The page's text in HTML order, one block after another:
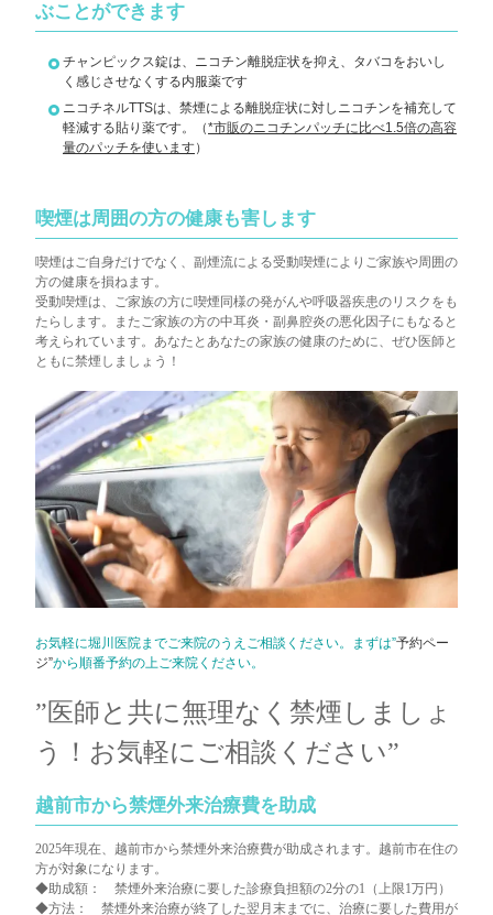
ぶことができます
チャンピックス錠は、ニコチン離脱症状を抑え、タバコをおいし
く感じさせなくする内服薬です
ニコチネルTTSは、禁煙による離脱症状に対しニコチンを補充して
軽減する貼り薬です。（*市販のニコチンパッチに比べ1.5倍の高容
量のパッチを使います）
喫煙は周囲の方の健康も害します
喫煙はご自身だけでなく、副煙流による受動喫煙によりご家族や周囲の
方の健康を損ねます。
受動喫煙は、ご家族の方に喫煙同様の発がんや呼吸器疾患のリスクをも
たらします。またご家族の方の中耳炎・副鼻腔炎の悪化因子にもなる と
考えられています。あなたとあなたの家族の健康のために、ぜひ医師と
ともに禁煙しましょう！
お気軽に堀川医院までご来院のうえご相談ください。まずは”予約ペー
ジ”から順番予約の上ご来院ください。
”医師と共に無理なく禁煙しましょ
う！お気軽にご相談ください”
越前市から禁煙外来治療費を助成
2025年現在、越前市から禁煙外来治療費が助成されます。越前市在住の
方が対象になります。
◆助成額： 禁煙外来治療に要した診療負担額の2分の1（上限1万円）
◆方法： 禁煙外来治療が終了した翌月末までに、治療に要した費用が